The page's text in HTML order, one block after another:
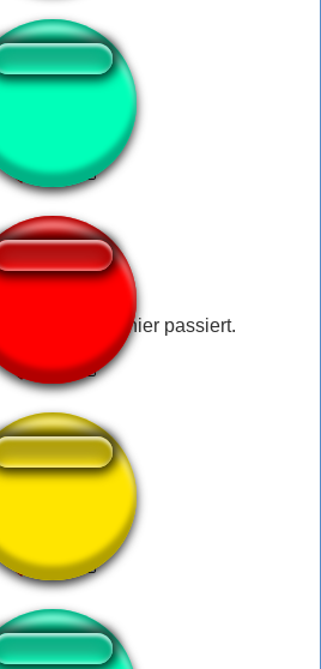
ai ai ai ai ai ai
Was ist denn hier passiert.